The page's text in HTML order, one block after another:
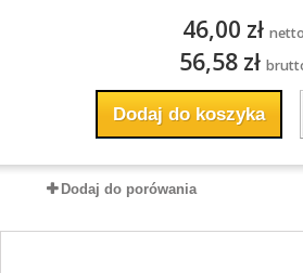
46,00 zł netto
56,58 zł
Dodaj do koszyka
Dodaj do porówania